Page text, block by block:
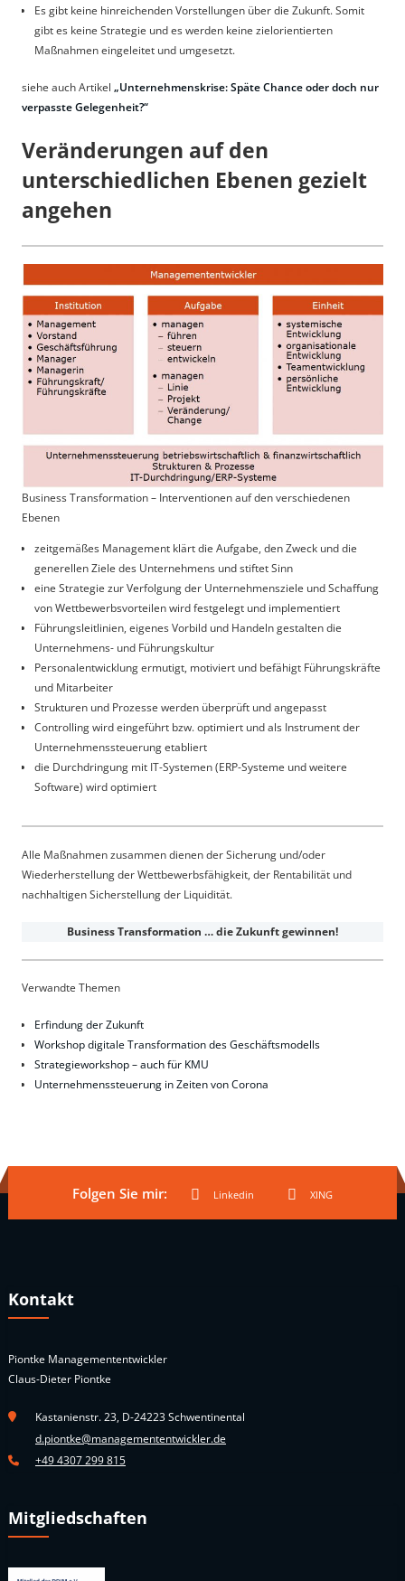
Es gibt keine hinreichenden Vorstellungen über die Zukunft. Somit
gibt es keine Strategie und es werden keine zielorientierten
Maßnahmen eingeleitet und umgesetzt.
siehe auch Artikel „Unternehmenskrise: Späte Chance oder doch nur
verpasste Gelegenheit?“
Veränderungen auf den
unterschiedlichen Ebenen gezielt
angehen
Business Transformation – Interventionen auf den verschiedenen
Ebenen
zeitgemäßes Management klärt die Aufgabe, den Zweck und die
generellen Ziele des Unternehmens und stiftet Sinn
eine Strategie zur Verfolgung der Unternehmensziele und Schaffung
von Wettbewerbsvorteilen wird festgelegt und implementiert
Führungsleitlinien, eigenes Vorbild und Handeln gestalten die
Unternehmens- und Führungskultur
Personalentwicklung ermutigt, motiviert und befähigt Führungskräfte
und Mitarbeiter
Strukturen und Prozesse werden überprüft und angepasst
Controlling wird eingeführt bzw. optimiert und als Instrument der
Unternehmenssteuerung etabliert
die Durchdringung mit IT-Systemen (ERP-Systeme und weitere
Software) wird optimiert
Alle Maßnahmen zusammen dienen der Sicherung und/oder
Wiederherstellung der Wettbewerbsfähigkeit, der Rentabilität und
nachhaltigen Sicherstellung der Liquidität.
Business Transformation … die Zukunft gewinnen!
Verwandte Themen
Erfindung der Zukunft
Workshop digitale Transformation des Geschäftsmodells
Strategieworkshop – auch für KMU
Unternehmenssteuerung in Zeiten von Corona
Folgen Sie mir: Linkedin XING
Kontakt
Piontke Managemententwickler
Claus-Dieter Piontke
Kastanienstr. 23, D-24223 Schwentinental
d.piontke@managemententwickler.de
+49 4307 299 815
Mitgliedschaften